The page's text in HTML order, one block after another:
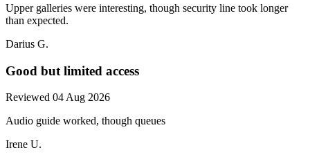
Upper galleries were interesting, though security line took longer
than expected.
Darius G.
Good but limited access
Reviewed 04 Aug 2026
Audio guide worked, though queues
Irene U.